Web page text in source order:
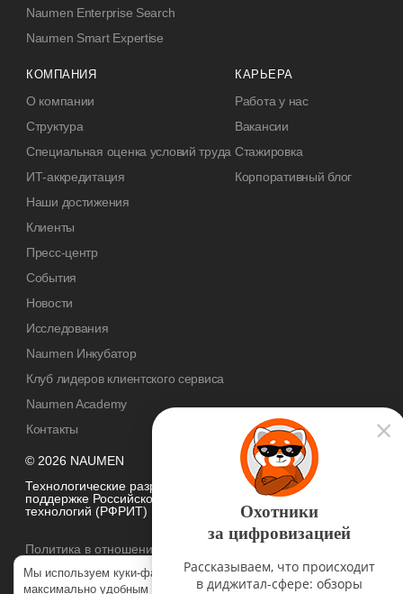
© 2026 NAUMEN
Технологические разработки осуществляются при грантовой
поддержке Российского фонда развития информационных
технологий (РФРИТ)
Политика в отношении
обработки персональных данных
Naumen Enterprise Search
Naumen Smart Expertise
КОМПАНИЯ
О компании
Структура
Специальная оценка условий труда
ИТ-аккредитация
Наши достижения
Клиенты
Пресс-центр
События
Новости
Исследования
Naumen Инкубатор
Клуб лидеров клиентского сервиса
Naumen Academy
Контакты
КАРЬЕРА
Работа у нас
Вакансии
Стажировка
Корпоративный блог
Мы используем куки-файлы, чтобы наш сайт был
максимально удобным для вас. Нажимая «Согласен», вы
Охотники
за цифровизацией
Рассказываем, что происходит
в диджитал-сфере: обзоры